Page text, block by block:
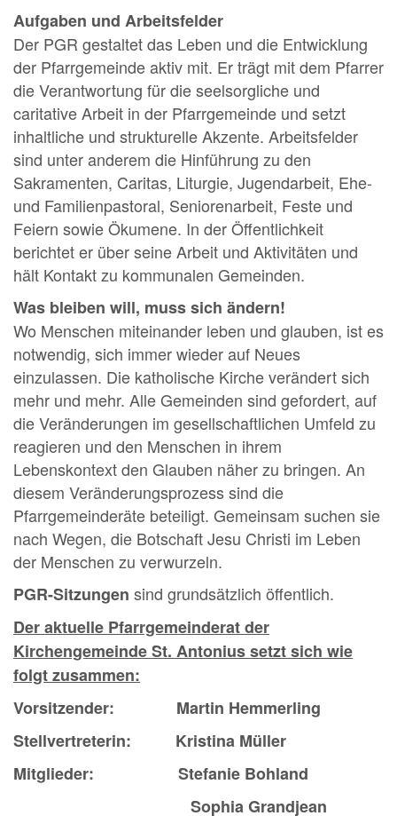
Aufgaben und Arbeitsfelder
Der PGR gestaltet das Leben und die Entwicklung
der Pfarrgemeinde aktiv mit. Er trägt mit dem Pfarrer
die Verantwortung für die seelsorgliche und
caritative Arbeit in der Pfarrgemeinde und setzt
inhaltliche und strukturelle Akzente. Arbeitsfelder
sind unter anderem die Hinführung zu den
Sakramenten, Caritas, Liturgie, Jugendarbeit, Ehe-
und Familienpastoral, Seniorenarbeit, Feste und
Feiern sowie Ökumene. In der Öffentlichkeit
berichtet er über seine Arbeit und Aktivitäten und
hält Kontakt zu kommunalen Gemeinden.
Was bleiben will, muss sich ändern!
Wo Menschen miteinander leben und glauben, ist es
notwendig, sich immer wieder auf Neues
einzulassen. Die katholische Kirche verändert sich
mehr und mehr. Alle Gemeinden sind gefordert, auf
die Veränderungen im gesellschaftlichen Umfeld zu
reagieren und den Menschen in ihrem
Lebenskontext den Glauben näher zu bringen. An
diesem Veränderungsprozess sind die
Pfarrgemeinderäte beteiligt. Gemeinsam suchen sie
nach Wegen, die Botschaft Jesu Christi im Leben
der Menschen zu verwurzeln.
PGR-Sitzungen sind grundsätzlich öffentlich.
Der aktuelle Pfarrgemeinderat der
Kirchengemeinde St. Antonius setzt sich wie
folgt zusammen:
Vorsitzender: Martin Hemmerling
Stellvertreterin: Kristina Müller
Mitglieder: Stefanie Bohland
Sophia Grandjean